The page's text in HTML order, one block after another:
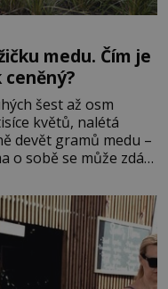
medu. Čím je
šest až osm
květů, nalétá
devět gramů medu –
o sobě se může zdát
jeden z